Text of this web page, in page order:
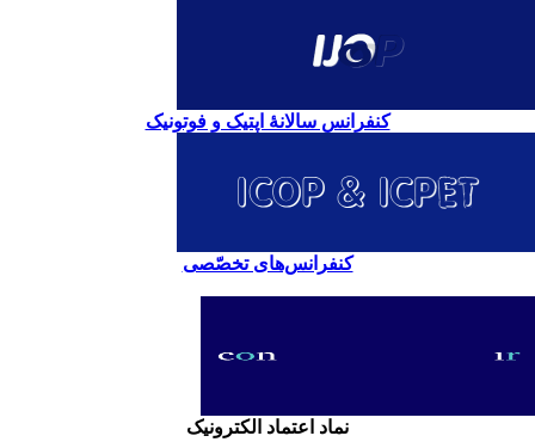
کنفرانس سالانۀ اپتیک و فوتونیک
کنفرانس‌های تخصّصی
نماد اعتماد الکترونیک